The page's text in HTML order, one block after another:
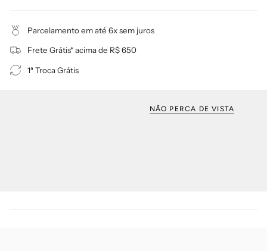
Parcelamento em até 6x sem juros
Frete Grátis* acima de R$ 650
1ª Troca Grátis
NÃO PERCA DE VISTA